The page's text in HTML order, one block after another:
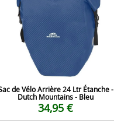
de Vélo Arrière 24 Ltr Étanche -
Dutch Mountains - Bleu
34,95 €